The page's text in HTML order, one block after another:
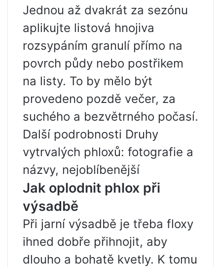
Jednou až dvakrát za sezónu
aplikujte listová hnojiva
rozsypáním granulí přímo na
povrch půdy nebo postřikem
na listy. To by mělo být
provedeno pozdě večer, za
suchého a bezvětrného počasí.
Další podrobnosti Druhy
vytrvalých phloxů: fotografie a
názvy, nejoblíbenější
Jak oplodnit phlox při
výsadbě
Při jarní výsadbě je třeba floxy
ihned dobře přihnojit, aby
dlouho a bohatě kvetly. K tomu